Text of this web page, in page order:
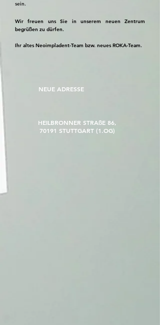
sein.
Wir freuen uns Sie in unserem neuen Zentrum
begrüßen zu dürfen.
Ihr altes Neoimpladent-Team bzw. neues ROKA-Team.
NEUE ADRESSE
HEILBRONNER STRAßE 86,
70191 STUTTGART (1.OG)